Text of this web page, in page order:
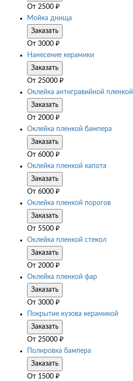
От 2500 ₽
Мойка днища
Заказать
От 3000 ₽
Нанесение керамики
Заказать
От 25000 ₽
Оклейка антигравийной пленкой
Заказать
От 2000 ₽
Оклейка пленкой бампера
Заказать
От 6000 ₽
Оклейка пленкой капота
Заказать
От 6000 ₽
Оклейка пленкой порогов
Заказать
От 5500 ₽
Оклейка пленкой стекол
Заказать
От 2000 ₽
Оклейка пленкой фар
Заказать
От 3000 ₽
Покрытие кузова керамикой
Заказать
От 25000 ₽
Полировка бампера
Заказать
От 1500 ₽